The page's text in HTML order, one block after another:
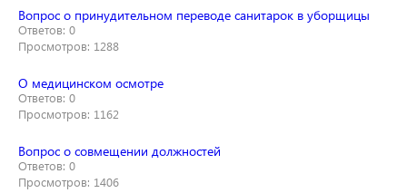
Вопрос о принудительном переводе санитарок в уборщицы
Ответов: 0
Просмотров: 1288
О медицинском осмотре
Ответов: 0
Просмотров: 1162
Вопрос о совмещении должностей
Ответов: 0
Просмотров: 1406